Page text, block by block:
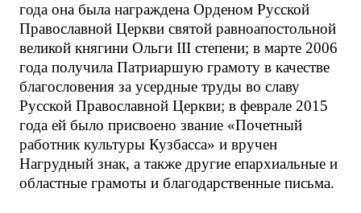
года она была награждена Орденом Русской
Православной Церкви святой равноапостольной
великой княгини Ольги III степени; в марте 2006
года получила Патриаршую грамоту в качестве
благословения за усердные труды во славу
Русской Православной Церкви; в феврале 2015
года ей было присвоено звание «Почетный
работник культуры Кузбасса» и вручен
Нагрудный знак, а также другие епархиальные и
областные грамоты и благодарственные письма.